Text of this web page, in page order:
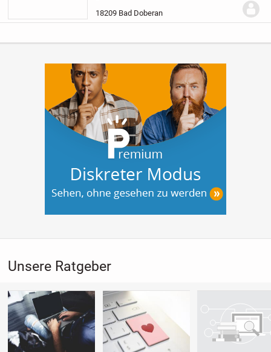
unterwegs, mache gerne einen Kurzurlaub
an schönen Orten und Reise auch mal in
18209 Bad Doberan
Unsere Ratgeber